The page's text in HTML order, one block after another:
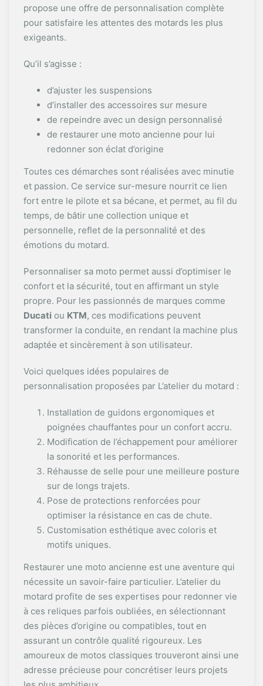
propose une offre de personnalisation complète
pour satisfaire les attentes des motards les plus
exigeants.
Qu’il s’agisse :
d’ajuster les suspensions
d’installer des accessoires sur mesure
de repeindre avec un design personnalisé
de restaurer une moto ancienne pour lui
redonner son éclat d’origine
Toutes ces démarches sont réalisées avec minutie
et passion. Ce service sur-mesure nourrit ce lien
fort entre le pilote et sa bécane, et permet, au fil du
temps, de bâtir une collection unique et
personnelle, reflet de la personnalité et des
émotions du motard.
Personnaliser sa moto permet aussi d’optimiser le
confort et la sécurité, tout en affirmant un style
propre. Pour les passionnés de marques comme
Ducati ou KTM, ces modifications peuvent
transformer la conduite, en rendant la machine plus
adaptée et sincèrement à son utilisateur.
Voici quelques idées populaires de
personnalisation proposées par L’atelier du motard :
Installation de guidons ergonomiques et
poignées chauffantes pour un confort accru.
Modification de l’échappement pour améliorer
la sonorité et les performances.
Réhausse de selle pour une meilleure posture
sur de longs trajets.
Pose de protections renforcées pour
optimiser la résistance en cas de chute.
Customisation esthétique avec coloris et
motifs uniques.
Restaurer une moto ancienne est une aventure qui
nécessite un savoir-faire particulier. L’atelier du
motard profite de ses expertises pour redonner vie
à ces reliques parfois oubliées, en sélectionnant
des pièces d’origine ou compatibles, tout en
assurant un contrôle qualité rigoureux. Les
amoureux de motos classiques trouveront ainsi une
adresse précieuse pour concrétiser leurs projets